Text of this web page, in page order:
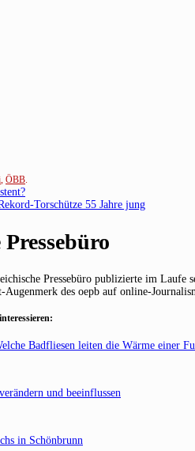
ÖBB
Torschütze 55 Jahre jung
Pressebüro publizierte im
Augenmerk des oepb auf online-
Badfliesen leiten die Wärme einer
und beeinflussen
in Schönbrunn